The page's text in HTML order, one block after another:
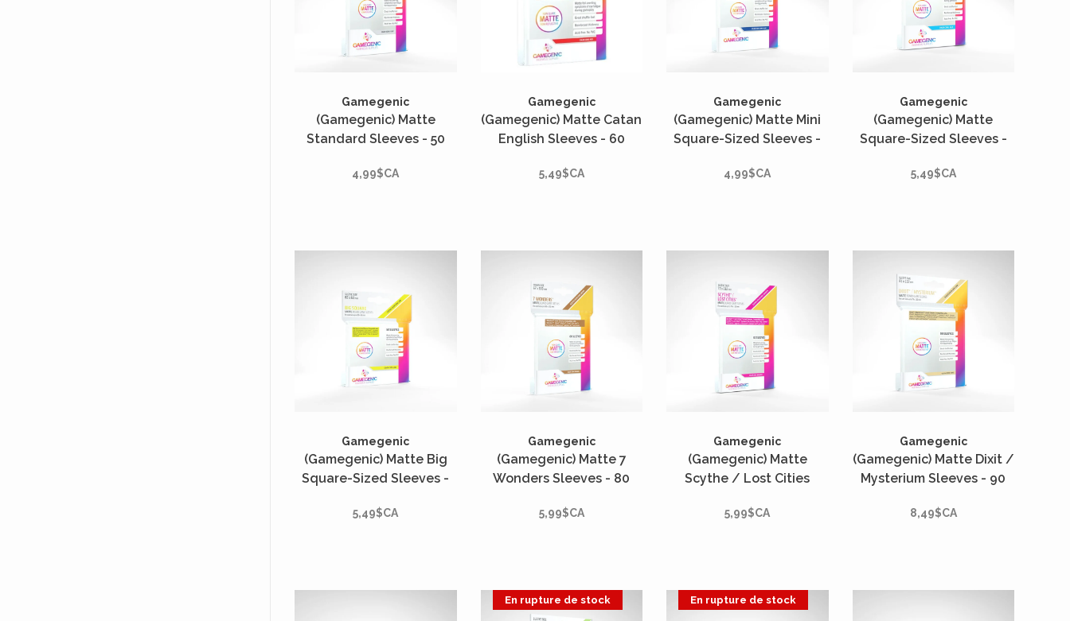
Gamegenic
(Gamegenic) Matte
Standard Sleeves - 50
4,99$CA
Gamegenic
(Gamegenic) Matte Catan
English Sleeves - 60
5,49$CA
Gamegenic
(Gamegenic) Matte Mini
Square-Sized Sleeves -
4,99$CA
Gamegenic
(Gamegenic) Matte
Square-Sized Sleeves -
5,49$CA
Gamegenic
(Gamegenic) Matte Big
Square-Sized Sleeves -
5,49$CA
Gamegenic
(Gamegenic) Matte 7
Wonders Sleeves - 80
5,99$CA
Gamegenic
(Gamegenic) Matte
Scythe / Lost Cities
72mm x 112mm*
5,99$CA
Gamegenic
(Gamegenic) Matte Dixit /
Mysterium Sleeves - 90
8,49$CA
En rupture de stock En rupture de stock